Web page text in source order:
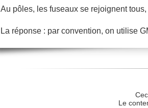
Au pôles, les fuseaux se rejoignent
La réponse : par convention, on utilise
Le